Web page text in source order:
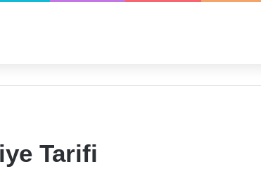
Tarifi